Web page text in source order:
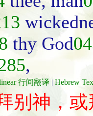
thy God
,
行间翻译 | Hebrew
别神，或